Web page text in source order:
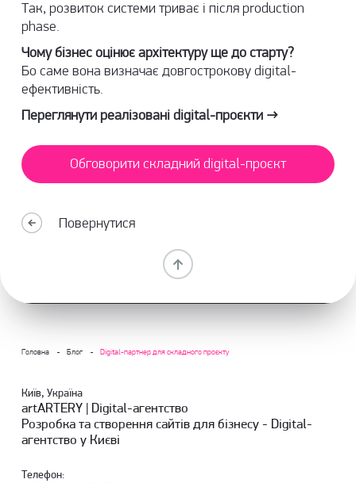
Так, розвиток системи триває і після production
phase.
Чому бізнес оцінює архітектуру ще до старту?
Бо саме вона визначає довгострокову digital-
ефективність.
Переглянути реалізовані digital-проєкти →
Обговорити складний digital-проєкт
Повернутися
Київ, Україна
artARTERY | Digital-агентство
Розробка та створення сайтів для бізнесу - Digital-
агентство у Києві
Телефон:
Головна Блог Digital-партнер для складного проєкту